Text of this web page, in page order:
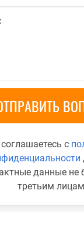
с
данные не
третьим